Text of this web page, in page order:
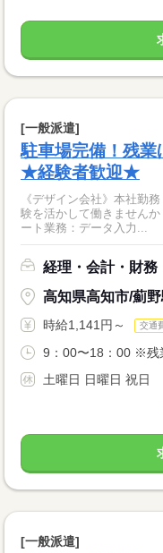
[一般派遣]
駐車場完備！残業
★経験者歓迎★
《デザイン会社》本社勤
験を活かして働きません
ート業務：データ入力...
経理・会計・財務
高知県高知市/薊野
時給1,141円～ 交通
9：00〜18：00 ※残
土曜日 日曜日 祝日
[一般派遣]